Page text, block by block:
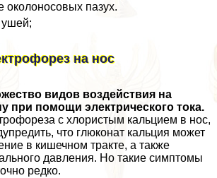
околоносовых пазух.
ушей;
на нос
видов воздействия на
при помощи электрического тока.
с хлористым кальцием в нос,
что глюконат кальция может
в кишечном тpaкте, а также
давления. Но такие симптомы
редко.